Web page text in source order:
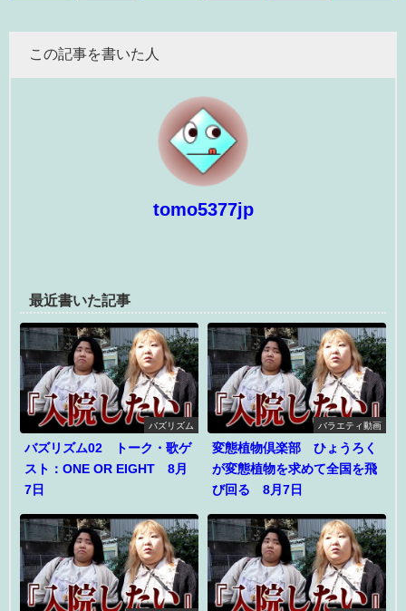
この記事を書いた人
tomo5377jp
最近書いた記事
バズリズム
バズリズム02 トーク・歌ゲ
スト：ONE OR EIGHT 8月
7日
バラエティ動画
変態植物倶楽部 ひょうろく
が変態植物を求めて全国を飛
び回る 8月7日